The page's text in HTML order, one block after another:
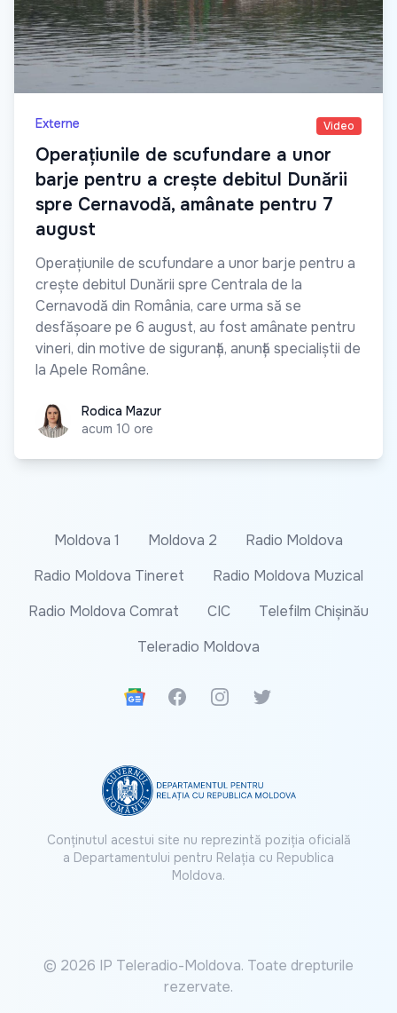
Externe Video
Operațiunile de scufundare a unor
barje pentru a crește debitul Dunării
spre Cernavodă, amânate pentru 7
august
Operațiunile de scufundare a unor barje pentru a
crește debitul Dunării spre Centrala de la
Cernavodă din România, care urma să se
desfășoare pe 6 august, au fost amânate pentru
vineri, din motive de siguranță, anunță specialiștii de
la Apele Române.
Rodica MazurRodica Mazur
acum 10 ore
Moldova 1 Moldova 2
Radio Moldova
Radio Moldova Tineret
Radio Moldova Muzical
Radio Moldova Comrat
CIC
Telefilm Chișinău
Teleradio Moldova
Google News
FacebookInstagramTwitter
Conținutul acestui site nu reprezintă poziția oficială
a Departamentului pentru Relația cu Republica
Moldova.
© 2026 IP Teleradio-Moldova. Toate drepturile
rezervate.